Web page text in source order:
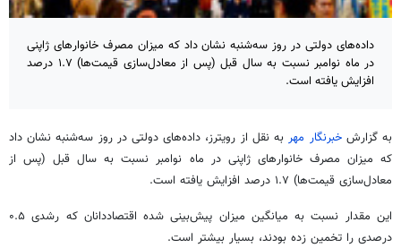
داده‌های دولتی در روز سه‌شنبه نشان داد که میزان مصرف خانوارهای ژاپنی
در ماه نوامبر نسبت به سال قبل (پس از معادل‌سازی قیمت‌ها) ۱.۷ درصد
افزایش یافته است.
به گزارشخبرنگار مهر به نقل از رویترز، داده‌های دولتی در روز سه‌شنبه نشان داد
که میزان مصرف خانوارهای ژاپنی در ماه نوامبر نسبت به سال قبل (پس از
معادل‌سازی قیمت‌ها) ۱.۷ درصد افزایش یافته است.
این مقدار نسبت به میانگین میزان پیش‌بینی شده اقتصاددانان که رشدی ۰.۵
درصدی را تخمین زده بودند، بسیار بیشتر است.